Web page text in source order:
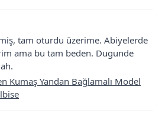
tam oturdu üzerime. Abiyelerde
ama bu tam beden. Dugunde
Kumaş Yandan Bağlamalı Model